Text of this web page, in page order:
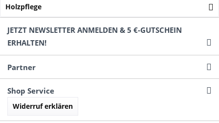
Holzpflege
JETZT NEWSLETTER ANMELDEN & 5 €-GUTSCHEIN
ERHALTEN!
Partner
Shop Service
Widerruf erklären